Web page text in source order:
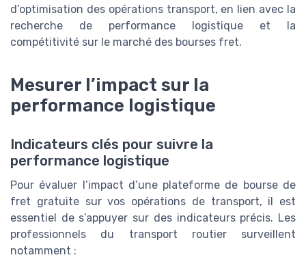
d’optimisation des opérations transport, en lien avec la
recherche de performance logistique et la
compétitivité sur le marché des bourses fret.
Mesurer l’impact sur la
performance logistique
Indicateurs clés pour suivre la
performance logistique
Pour évaluer l’impact d’une plateforme de bourse de
fret gratuite sur vos opérations de transport, il est
essentiel de s’appuyer sur des indicateurs précis. Les
professionnels du transport routier surveillent
notamment :